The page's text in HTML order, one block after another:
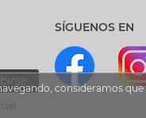
SÍGUENOS EN
consideramos que